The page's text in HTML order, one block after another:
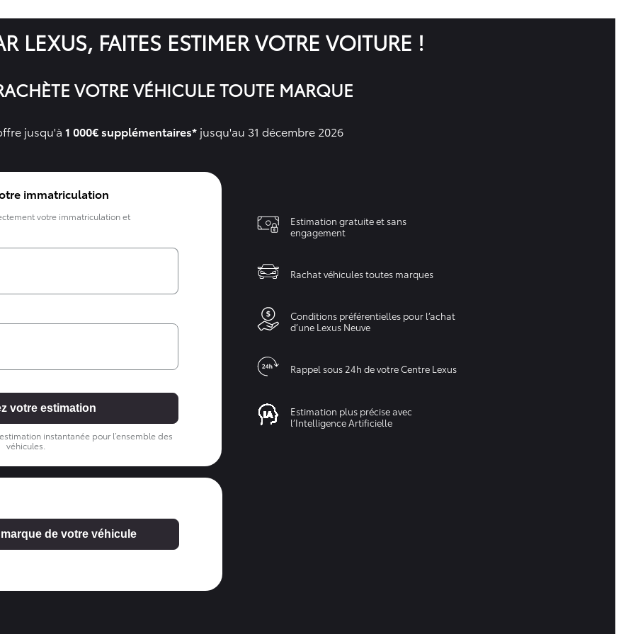
LEXUS, FAITES ESTIMER VOTRE VOITURE !
VOTRE VÉHICULE TOUTE MARQUE
jusqu'à 1 000€ supplémentaires*jusqu'au 31 décembre 2026
immatriculation
votre immatriculation et
votre estimation
instantanée pour l’ensemble des
véhicules.
Estimation gratuite et sans
engagement
Rachat véhicules toutes marques
Conditions préférentielles pour l’achat
d’une Lexus Neuve
Rappel sous 24h de votre Centre Lexus
Estimation plus précise avec
l’Intelligence Artificielle
de votre véhicule